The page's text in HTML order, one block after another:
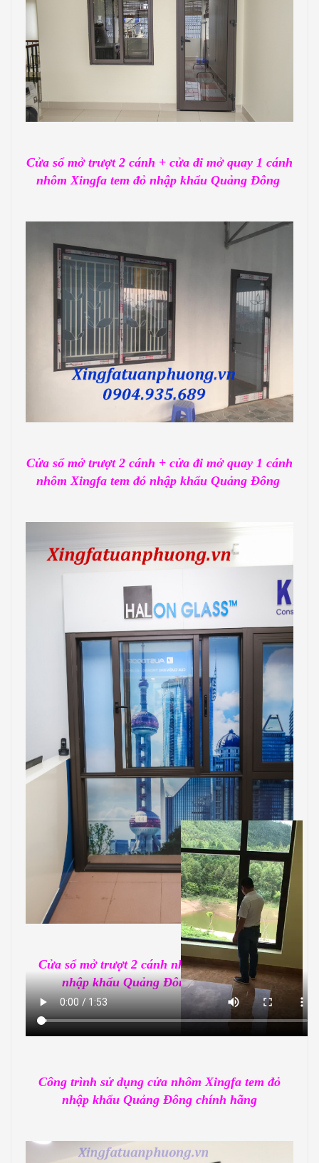
Cửa sổ mở trượt 2 cánh + cửa đi mở quay 1 cánh
nhôm Xingfa tem đỏ nhập khẩu Quảng Đông
Cửa sổ mở trượt 2 cánh + cửa đi mở quay 1 cánh
nhôm Xingfa tem đỏ nhập khẩu Quảng Đông
Cửa sổ mở trượt 2 cánh nhôm Xingfa tem đỏ
nhập khẩu Quảng Đông chính hãng
Công trình sử dụng cửa nhôm Xingfa tem đỏ
nhập khẩu Quảng Đông chính hãng